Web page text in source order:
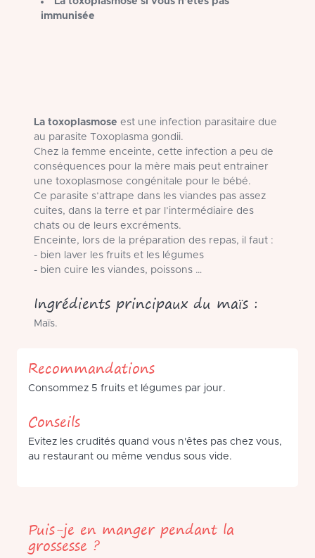
immunisée
La toxoplasmose est une infection parasitaire due
au parasite Toxoplasma gondii.
Chez la femme enceinte, cette infection a peu de
conséquences pour la mère mais peut entrainer
une toxoplasmose congénitale pour le bébé.
Ce parasite s’attrape dans les viandes pas assez
cuites, dans la terre et par l’intermédiaire des
chats ou de leurs excréments.
Enceinte, lors de la préparation des repas, il faut :
- bien laver les fruits et les légumes
- bien cuire les viandes, poissons …
Ingrédients principaux du maïs :
Maïs.
Recommandations
Consommez 5 fruits et légumes par jour.
Conseils
Evitez les crudités quand vous n'êtes pas chez vous,
au restaurant ou même vendus sous vide.
Puis-je en manger pendant la
grossesse ?